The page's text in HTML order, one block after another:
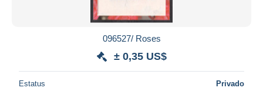
096527/ Roses
± 0,35 US$
Estatus Privado